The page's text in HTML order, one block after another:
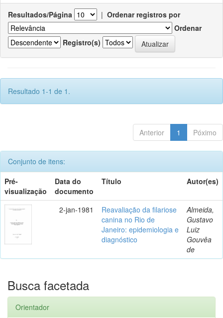
Resultados/Página | Ordenar registros por
Ordenar
Registro(s)
Resultado 1-1 de 1.
Anterior 1 Póximo
Conjunto de itens:
Pré-
visualização
Data do
documento
Título Autor(es)
2-jan-1981
Reavaliação da filariose
canina no Rio de
Janeiro: epidemiologia e
diagnóstico
Almeida,
Gustavo
Luiz
Gouvêa
de
Busca facetada
Orientador